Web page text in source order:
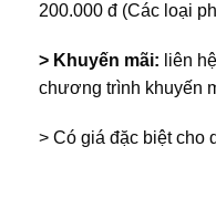
200.000 đ (Các loại
> Khuyến mãi: liên
chương trình khuyến
> Có giá đặc biệt cho